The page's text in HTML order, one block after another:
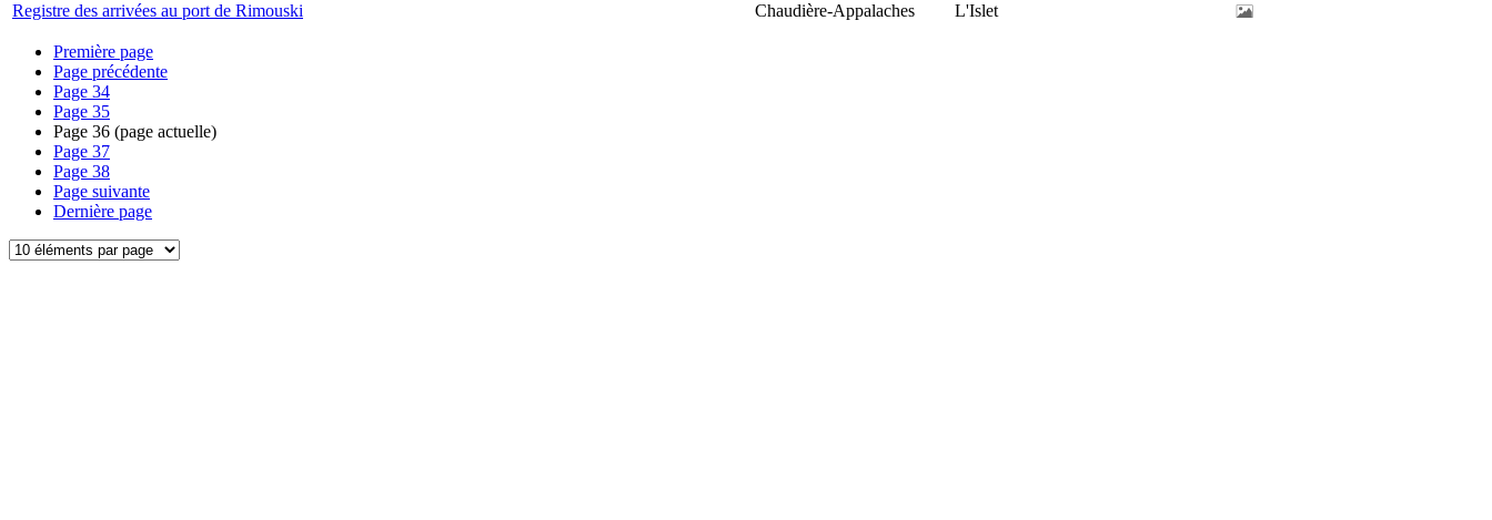
Registre des arrivées au port de Rimouski
Chaudière-Appalaches L'Islet
Première page
Page précédente
Page 34
Page 35
Page 36 (page actuelle)
Page 37
Page 38
Page suivante
Dernière page